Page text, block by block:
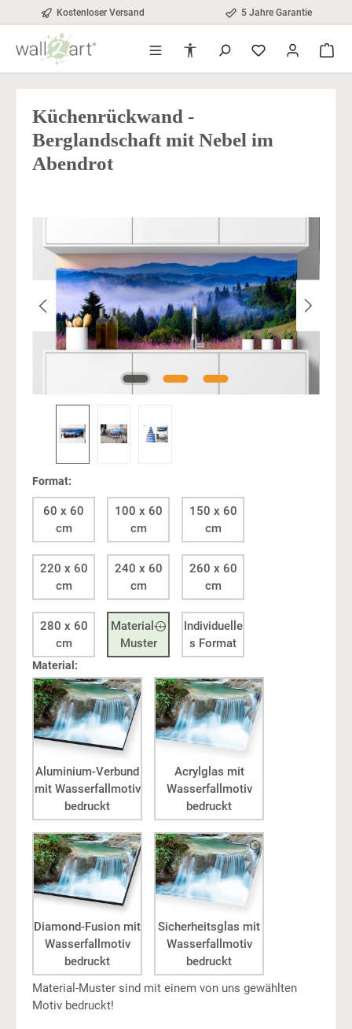
springenKostenloser Versand 5 Jahre Garantie
Werkzeugleiste anzeigen
Küchenrückwand -
Berglandschaft mit Nebel im
Abendrot
Format:
60 x 60
cm
100 x 60
cm
150 x 60
cm
220 x 60
cm
240 x 60
cm
260 x 60
cm
280 x 60
cm
Material---
Muster
Individuelle
s Format
Material:
Aluminium-Verbund
mit Wasserfallmotiv
bedruckt
Acrylglas mit
Wasserfallmotiv
bedruckt
Diamond-Fusion mit
Wasserfallmotiv
bedruckt
Sicherheitsglas mit
Wasserfallmotiv
bedruckt
Material-Muster sind mit einem von uns gewählten
Motiv bedruckt!